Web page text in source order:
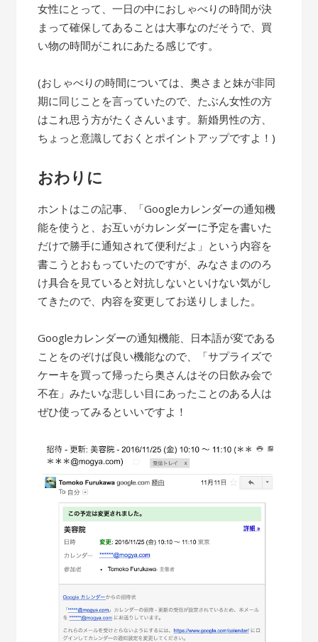
女性にとって、一日の中におしゃべりの時間が決
まって確保してあることは大事なのだそうで、買
い物の時間がこれにあたる感じです。
(おしゃべりの時間については、奥さまと妹が非同
期に同じことを言っていたので、たぶん女性の方
はこれ思う方がたくさんいます。新婚男性の方、
ちょっと意識しておくとポイントアップですよ！)
おわりに
ホントはこの記事、「Googleカレンダーの通知機
能を使うと、お互いがカレンダーに予定を書いた
だけで勝手に通知されて便利だよ」という内容を
書こうとおもっていたのですが、みなさまののろ
け具合を見ていると対抗しないといけない気がし
てきたので、内容を変更してお送りしました。
Googleカレンダーの通知機能、日本語が変である
ことをのぞけば良い機能なので、「サプライズで
ケーキを買って帰ったら奥さんはその日飲み会で
不在」みたいな悲しい目にあったことのある人は
ぜひ使ってみるといいですよ！